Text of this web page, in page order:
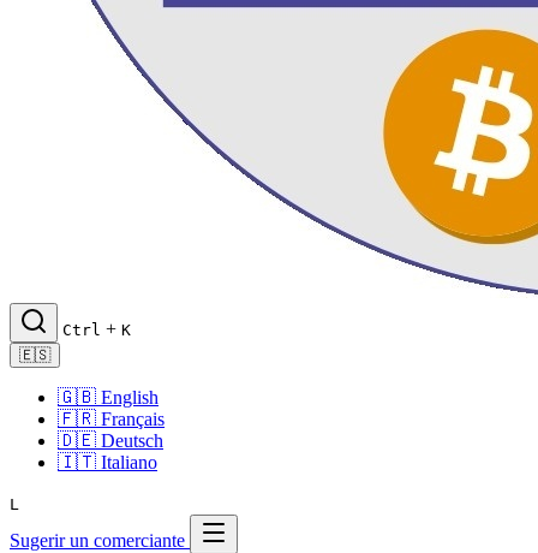
Ctrl + K
🇪🇸
🇬🇧 English
🇫🇷 Français
🇩🇪 Deutsch
🇮🇹 Italiano
L
Sugerir un comerciante